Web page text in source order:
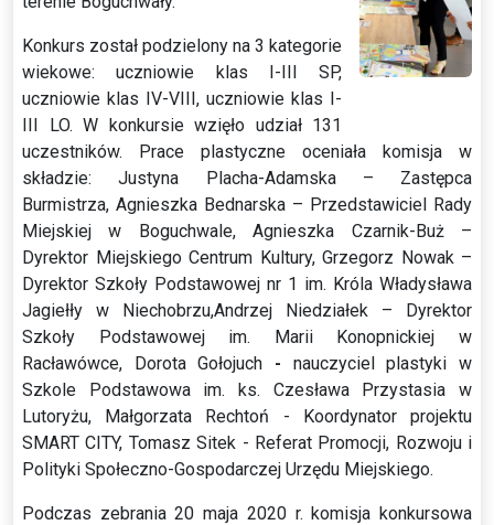
Konkurs został podzielony na 3 kategorie
wiekowe: uczniowie klas I-III SP,
uczniowie klas IV-VIII, uczniowie klas I-
III LO. W konkursie wzięło udział 131
uczestników. Prace plastyczne oceniała komisja w
składzie: Justyna Placha-Adamska – Zastępca
Burmistrza, Agnieszka Bednarska – Przedstawiciel Rady
Miejskiej w Boguchwale, Agnieszka Czarnik-Buż –
Dyrektor Miejskiego Centrum Kultury, Grzegorz Nowak –
Dyrektor Szkoły Podstawowej nr 1 im. Króla Władysława
Jagiełły w Niechobrzu,Andrzej Niedziałek – Dyrektor
Szkoły Podstawowej im. Marii Konopnickiej w
Racławówce, Dorota Gołojuch - nauczyciel plastyki w
Szkole Podstawowa im. ks. Czesława Przystasia w
Lutoryżu, Małgorzata Rechtoń - Koordynator projektu
SMART CITY, Tomasz Sitek - Referat Promocji, Rozwoju i
Polityki Społeczno-Gospodarczej Urzędu Miejskiego.
Podczas zebrania 20 maja 2020 r. komisja konkursowa